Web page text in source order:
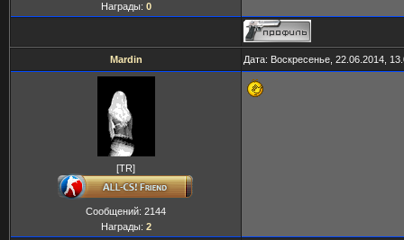
Награды: 0
Mardin Дата: Воскресенье, 22.06.2014,
[TR]
Сообщений: 2144
Награды: 2